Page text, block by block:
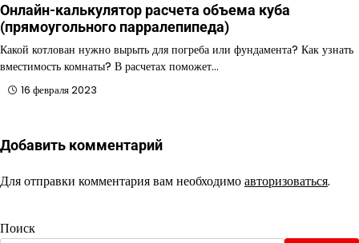
Онлайн-калькулятор расчета объема куба
(прямоугольного парралепипеда)
Какой котлован нужно вырыть для погреба или фундамента? Как узнать
вместимость комнаты? В расчетах поможет…
16 февраля 2023
Добавить комментарий
Для отправки комментария вам необходимоавторизоваться.
Поиск